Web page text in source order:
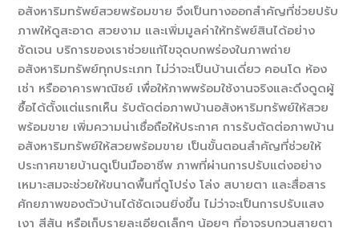
อสังหาริมทรัพย์สวยพร้อมขาย จึงเป็นทางออกสำคัญที่ช่วยปรับ
ภาพให้ดูสะอาด สวยงาม และเพิ่มมูลค่าให้ทรัพย์สินได้อย่าง
ชัดเจน บริการของเราช่วยแก้ไขจุดบกพร่องในภาพถ่าย
อสังหาริมทรัพย์ทุกประเภท ไม่ว่าจะเป็นบ้านเดี่ยว คอนโด ห้อง
เช่า หรืออาคารพาณิชย์ เพื่อให้ภาพพร้อมใช้งานจริงและดึงดูดผู้
ซื้อได้ตั้งแต่แรกเห็น รับตัดต่อภาพบ้านอสังหาริมทรัพย์ให้สวย
พร้อมขาย เพิ่มความน่าเชื่อถือให้ประกาศ การรับตัดต่อภาพบ้าน
อสังหาริมทรัพย์ให้สวยพร้อมขาย เป็นขั้นตอนสำคัญที่ช่วยให้
ประกาศขายบ้านดูเป็นมืออาชีพ ภาพที่ผ่านการปรับแต่งอย่าง
เหมาะสมจะช่วยให้ขนาดพื้นที่ดูโปร่ง โล่ง สบายตา และสื่อสาร
ศักยภาพของตัวบ้านได้ชัดเจนยิ่งขึ้น ไม่ว่าจะเป็นการปรับแสง
เงา สีสัน หรือเก็บรายละเอียดเล็กๆ น้อยๆ ที่อาจรบกวนสายตา